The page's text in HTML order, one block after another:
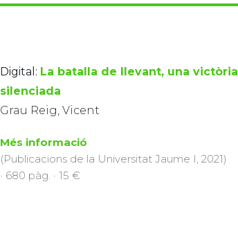
Digital: La batalla de llevant, una victòria
silenciada
Grau Reig, Vicent
Més informació
(Publicacions de la Universitat Jaume I, 2021)
· 680 pàg. · 15 €